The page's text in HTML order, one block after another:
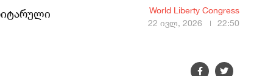
World Liberty Congress
22 ივლ, 2026
22:50